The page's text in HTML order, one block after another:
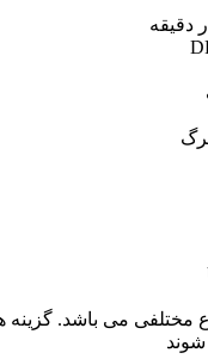
مختلفی می باشد. گزینه